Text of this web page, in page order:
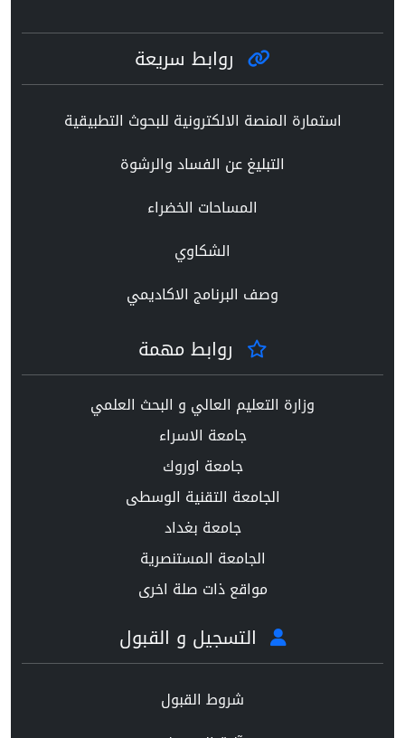
روابط سريعة
استمارة المنصة الالكترونية للبحوث التطبيقية
التبليغ عن الفساد والرشوة
المساحات الخضراء
الشكاوي
وصف البرنامج الاكاديمي
روابط مهمة
وزارة التعليم العالي و البحث العلمي
جامعة الاسراء
جامعة اوروك
الجامعة التقنية الوسطى
جامعة بغداد
الجامعة المستنصرية
مواقع ذات صلة اخرى
التسجيل و القبول
شروط القبول